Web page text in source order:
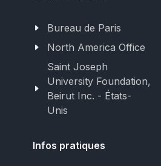
Bureau de Paris
North America Office
Saint Joseph
University Foundation,
Beirut Inc. - États-
Unis
Infos pratiques